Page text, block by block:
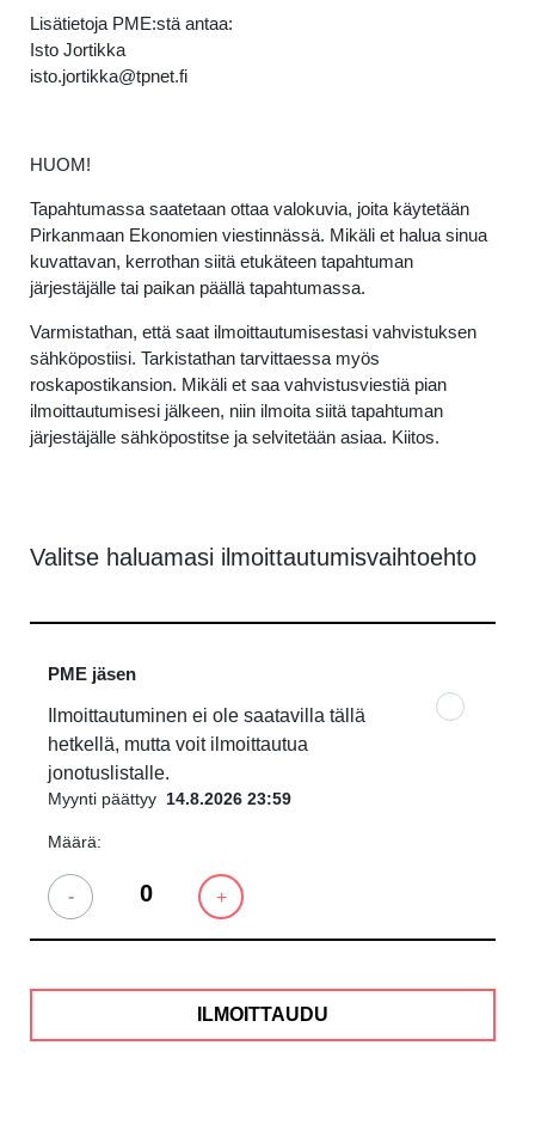
Lisätietoja PME:stä antaa:
Isto Jortikka
isto.jortikka@tpnet.fi
HUOM!
Tapahtumassa saatetaan ottaa valokuvia, joita käytetään
Pirkanmaan Ekonomien viestinnässä. Mikäli et halua sinua
kuvattavan, kerrothan siitä etukäteen tapahtuman
järjestäjälle tai paikan päällä tapahtumassa.
Varmistathan, että saat ilmoittautumisestasi vahvistuksen
sähköpostiisi. Tarkistathan tarvittaessa myös
roskapostikansion. Mikäli et saa vahvistusviestiä pian
ilmoittautumisesi jälkeen, niin ilmoita siitä tapahtuman
järjestäjälle sähköpostitse ja selvitetään asiaa. Kiitos.
Valitse haluamasi ilmoittautumisvaihtoehto
PME jäsen
Ilmoittautuminen ei ole saatavilla tällä
hetkellä, mutta voit ilmoittautua
jonotuslistalle.
Myynti päättyy 14.8.2026 23:59
Määrä:
- +